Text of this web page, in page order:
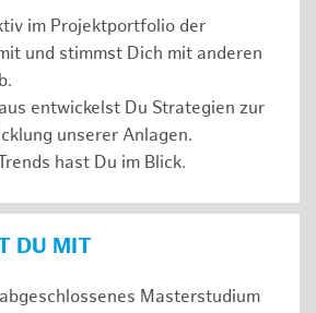
im Projektportfolio der
und stimmst Dich mit anderen
entwickelst Du Strategien zur
unserer Anlagen.
hast Du im Blick.
DU MIT
Masterstudium